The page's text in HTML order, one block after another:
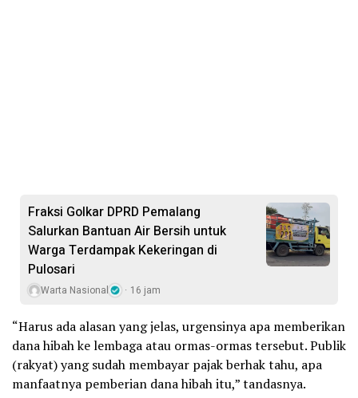
Fraksi Golkar DPRD Pemalang
Salurkan Bantuan Air Bersih untuk
Warga Terdampak Kekeringan di
Pulosari
Warta Nasional 16 jam
“Harus ada alasan yang jelas, urgensinya apa memberikan
dana hibah ke lembaga atau ormas-ormas tersebut. Publik
(rakyat) yang sudah membayar pajak berhak tahu, apa
manfaatnya pemberian dana hibah itu,” tandasnya.